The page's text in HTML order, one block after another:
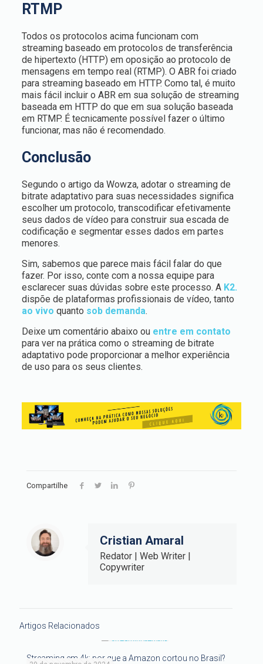
RTMP
Todos os protocolos acima funcionam com
streaming baseado em protocolos de transferência
de hipertexto (HTTP) em oposição ao protocolo de
mensagens em tempo real (RTMP). O ABR foi criado
para streaming baseado em HTTP. Como tal, é muito
mais fácil incluir o ABR em sua solução de streaming
baseada em HTTP do que em sua solução baseada
em RTMP. É tecnicamente possível fazer o último
funcionar, mas não é recomendado.
Conclusão
Segundo o artigo da Wowza, adotar o streaming de
bitrate adaptativo para suas necessidades significa
escolher um protocolo, transcodificar efetivamente
seus dados de vídeo para construir sua escada de
codificação e segmentar esses dados em partes
menores.
Sim, sabemos que parece mais fácil falar do que
fazer. Por isso, conte com a nossa equipe para
esclarecer suas dúvidas sobre este processo. A K2.
dispõe de plataformas profissionais de vídeo, tanto
ao vivo quanto sob demanda.
Deixe um comentário abaixo ou entre em contato
para ver na prática como o streaming de bitrate
adaptativo pode proporcionar a melhor experiência
de uso para os seus clientes.
Compartilhe
Cristian Amaral
Redator | Web Writer |
Copywriter
Artigos Relacionados
Streaming em 4k: por que a Amazon cortou no Brasil?